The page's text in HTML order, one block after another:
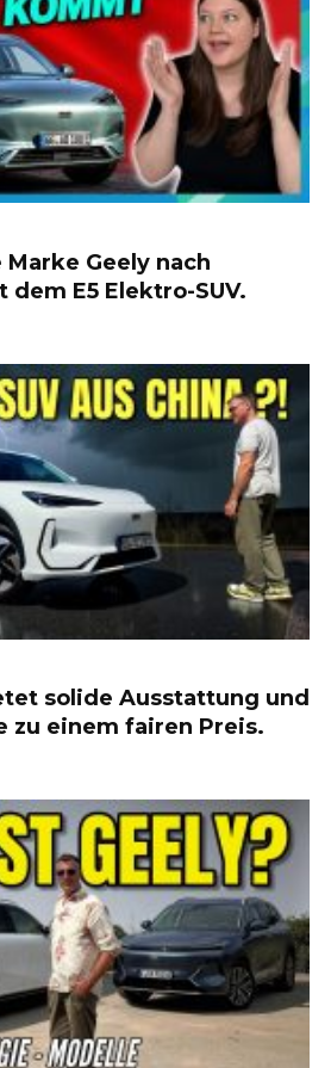
Geely nach
E5 Elektro-SUV.
solide Ausstattung und
zu einem fairen Preis.